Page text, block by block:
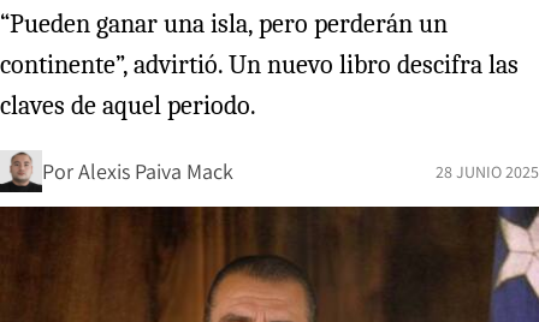
“Pueden ganar una isla, pero perderán un
continente”, advirtió. Un nuevo libro descifra las
claves de aquel periodo.
PorAlexis Paiva Mack 28 JUNIO 2025